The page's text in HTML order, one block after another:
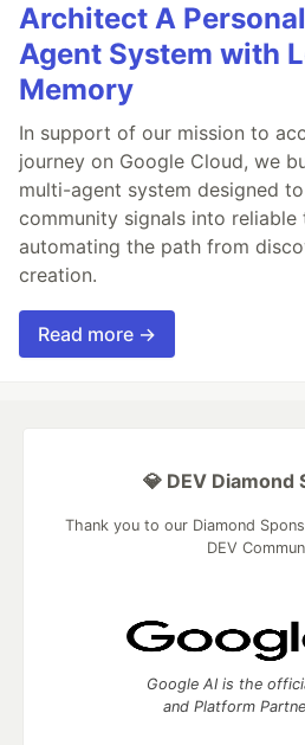
Architect A
Agent System with
Memory
In support of our mission to
journey on Google Cloud, we
multi-agent system designed
community signals into
automating the path from
creation.
Read more →
💎 DEV Diamond
Thank you to our Diamond
DEV
Google AI is the
and Platform